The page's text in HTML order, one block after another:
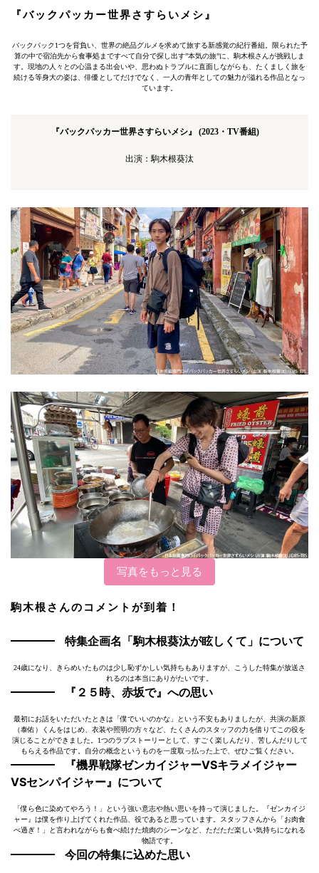
『バックパッカー世界さすらいメシ』
バックパック1つを背負い、世界の絶品グルメを求めて旅する新感覚の紀行番組。限られた予
算の中で宿泊先から食事処まですべて自分で探し出す”本気の旅”に、駒木根さんが挑戦しま
す。現地の人々との心温まる出会いや、思わぬトラブルに直面しながらも、たくましく旅を
続ける等身大の姿は、俳優としてだけでなく、一人の青年としての魅力が溢れる作品となっ
ています。
『バックパッカー世界さすらいメシ』 (2023・TV番組)
出演：駒木根葵汰
写真をもっと見る
駒木根さんのコメントが到着！
特集企画名「駒木根葵汰が眩しくて」について
24歳になり、きらめいたものは少し恥ずかしい気持ちもありますが、こうした特集が放送さ
れるのは本当にありがたいです。
『２５時、赤坂で』への思い
最初にお話をいただいたときは「僕でいいのかな」という不安もありましたが、共演の新原
（泰佑）くんをはじめ、衣装や照明の方々など、たくさんのスタッフの力を借りてこの役を
演じることができました。1つのラブストーリーとして、すごく楽しんだり、苦しんだりして
もらえる作品です。自分の概念というものを一度取っ払った上で、ぜひご覧ください。
『機界戦隊ゼンカイジャーVSキラメイジャー
VSセンパイジャー 』について
「僕ら色に染めてやろう！」という強い意志や熱い思いを持って演じました。『ゼンカイジ
ャー』は僕を作り上げてくれた作品、役であると思っています。スタッフさんから「お肉食
べ過ぎ！」と言われながらも食べ続けた焼肉のシーンなど、ただただ楽しい気持ちになれる
物語です。
今回の特集に込めた思い